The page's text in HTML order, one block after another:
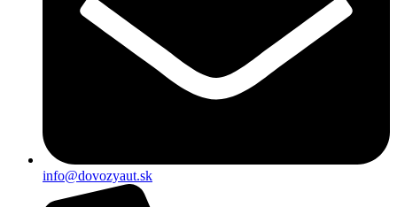
info@dovozyaut.sk